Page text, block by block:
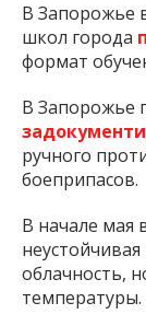
В Запорожье
школ города
формат
В Запорожье
ручного
боеприпасов.
В начале мая
облачность,
температуры.